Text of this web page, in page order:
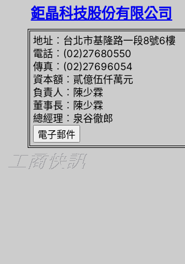
鉅晶科技股份有限公司
地址︰台北市基隆路一段8號6樓
電話︰(02)27680550
傳真︰(02)27696054
資本額︰貳億伍仟萬元
負責人︰陳少霖
董事長︰陳少霖
總經理︰泉谷徹郎